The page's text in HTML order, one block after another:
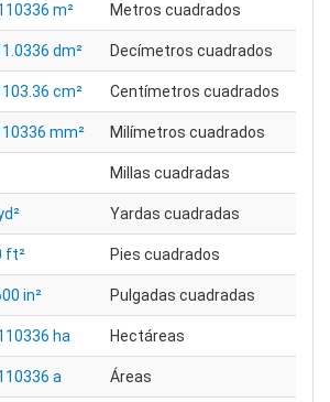
m² Metros cuadrados
dm² Decímetros cuadrados
cm² Centímetros cuadrados
mm² Milímetros cuadrados
Millas cuadradas
Yardas cuadradas
ft² Pies cuadrados
in² Pulgadas cuadradas
ha Hectáreas
a Áreas